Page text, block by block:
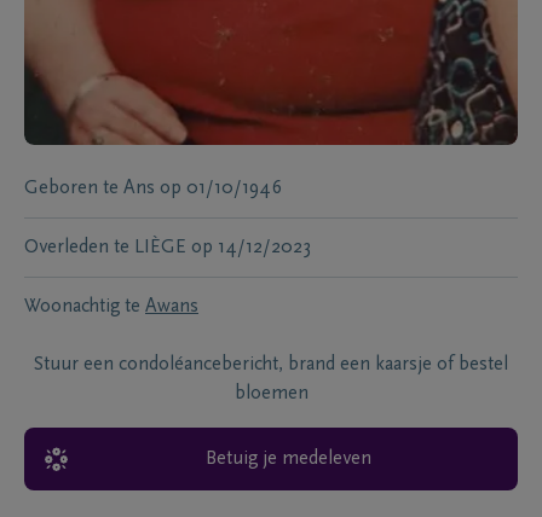
Geboren te Ans op 01/10/1946
Overleden te LIÈGE op 14/12/2023
Woonachtig te Awans
Stuur een condoléancebericht, brand een kaarsje of bestel
bloemen
Betuig je medeleven